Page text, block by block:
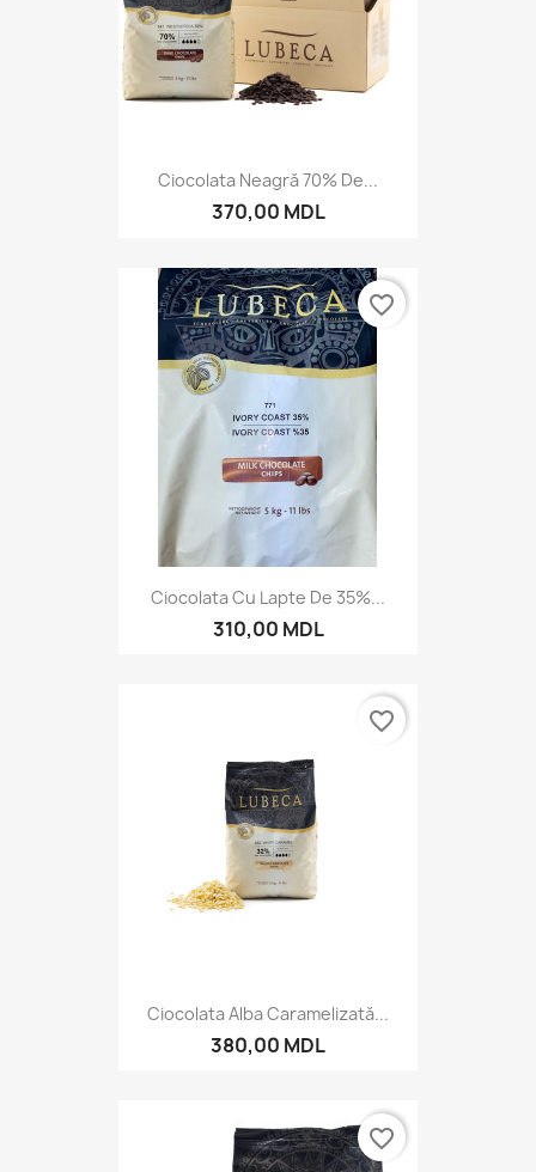
Ciocolata Neagră 70% De...
370,00 MDL
Ciocolata Cu Lapte De 35%...
310,00 MDL
favorite_border
Ciocolata Alba Caramelizată...
380,00 MDL
favorite_border
favorite_border